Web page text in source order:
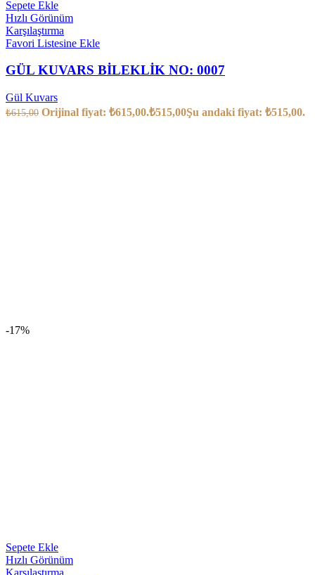
Sepete Ekle
Hızlı Görünüm
Karşılaştırma
Favori Listesine Ekle
GÜL KUVARS BİLEKLİK NO: 0007
Gül Kuvars
₺615,00 Orijinal fiyat: ₺615,00.₺515,00Şu andaki fiyat: ₺515,00.
-17%
Sepete Ekle
Hızlı Görünüm
Karşılaştırma